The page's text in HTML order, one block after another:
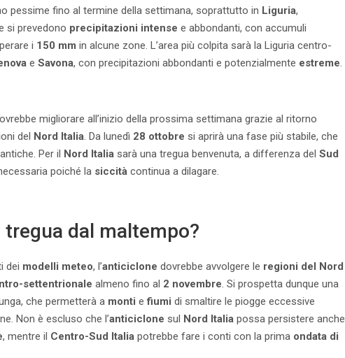
pessime fino al termine della settimana, soprattutto in Liguria,
si prevedono precipitazioni intense e abbondanti, con accumuli
i 150 mm in alcune zone. L’area più colpita sarà la Liguria centro-
e Savona, con precipitazioni abbondanti e potenzialmente estreme.
migliorare all’inizio della prossima settimana grazie al ritorno
del Nord Italia. Da lunedì 28 ottobre si aprirà una fase più stabile, che
Per il Nord Italia sarà una tregua benvenuta, a differenza del Sud
poiché la siccità continua a dilagare.
tregua dal maltempo?
dei modelli meteo, l’anticiclone dovrebbe avvolgere le regioni del Nord
settentrionale almeno fino al 2 novembre. Si prospetta dunque una
che permetterà a monti efiumi di smaltire le piogge eccessive
Non è escluso che l’anticiclone sul Nord Italia possa persistere anche
, mentre il Centro-Sud Italia potrebbe fare i conti con la prima ondata di